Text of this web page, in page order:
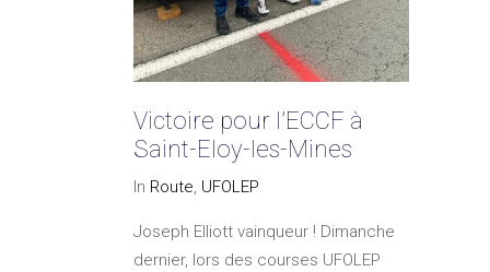
Victoire pour l’ECCF à
Saint-Eloy-les-Mines
In Route, UFOLEP
Joseph Elliott vainqueur ! Dimanche
dernier, lors des courses UFOLEP